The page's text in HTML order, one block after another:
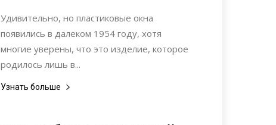
Удивительно, но пластиковые окна
появились в далеком 1954 году, хотя
многие уверены, что это изделие, которое
родилось лишь в...
Узнать больше